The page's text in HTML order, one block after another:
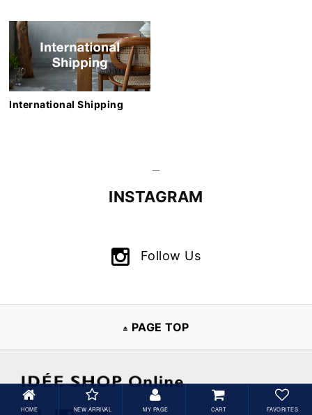
International Shipping
INSTAGRAM
Follow Us
PAGE TOP
HOME NEW ARRIVAL MY PAGE CART FAVORITES